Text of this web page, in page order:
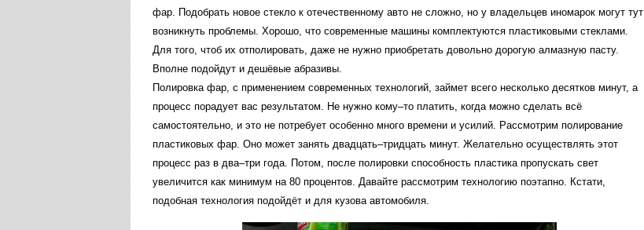
фар. Подобрать новое стекло к отечественному авто не сложно, но у владельцев иномарок могут тут
возникнуть проблемы. Хорошо, что современные машины комплектуются пластиковыми стеклами.
Для того, чтоб их отполировать, даже не нужно приобретать довольно дорогую алмазную пасту.
Вполне подойдут и дешёвые абразивы.
Полировка фар, с применением современных технологий, займет всего несколько десятков минут, а
процесс порадует вас результатом. Не нужно кому–то платить, когда можно сделать всё
самостоятельно, и это не потребует особенно много времени и усилий. Рассмотрим полирование
пластиковых фар. Оно может занять двадцать–тридцать минут. Желательно осуществлять этот
процесс раз в два–три года. Потом, после полировки способность пластика пропускать свет
увеличится как минимум на 80 процентов. Давайте рассмотрим технологию поэтапно. Кстати,
подобная технология подойдёт и для кузова автомобиля.